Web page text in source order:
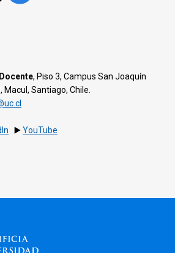
, Piso 3, Campus San Joaquín
Santiago, Chile.
▶️YouTube